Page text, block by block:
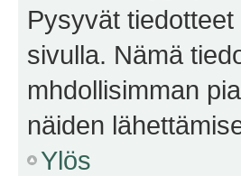
Pysyvät
sivulla. Nämä
mhdollisimman
näiden
Ylös